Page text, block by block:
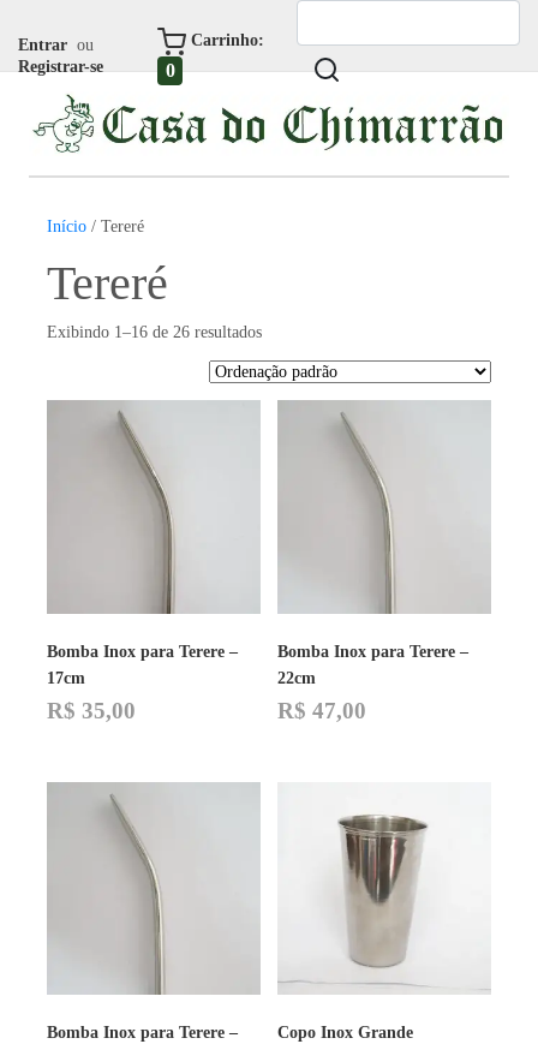
Entrar ou
Registrar-se
Carrinho:
0
Início / Tereré
Tereré
Exibindo 1–16 de 26 resultados
Bomba Inox para Terere –
17cm
R$ 35,00
Bomba Inox para Terere –
22cm
R$ 47,00
Bomba Inox para Terere –
Copo Inox Grande